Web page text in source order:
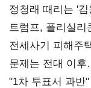
정청래 때리는 '
트럼프, 폴리실
재건"
전세사기 피해주
4만278명
문제는 전대 이
불복'
"1차 투표서 과반